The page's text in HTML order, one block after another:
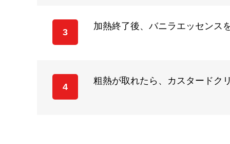
3
加熱終了後、バニラエッセンス
4
粗熱が取れたら、カスタードク